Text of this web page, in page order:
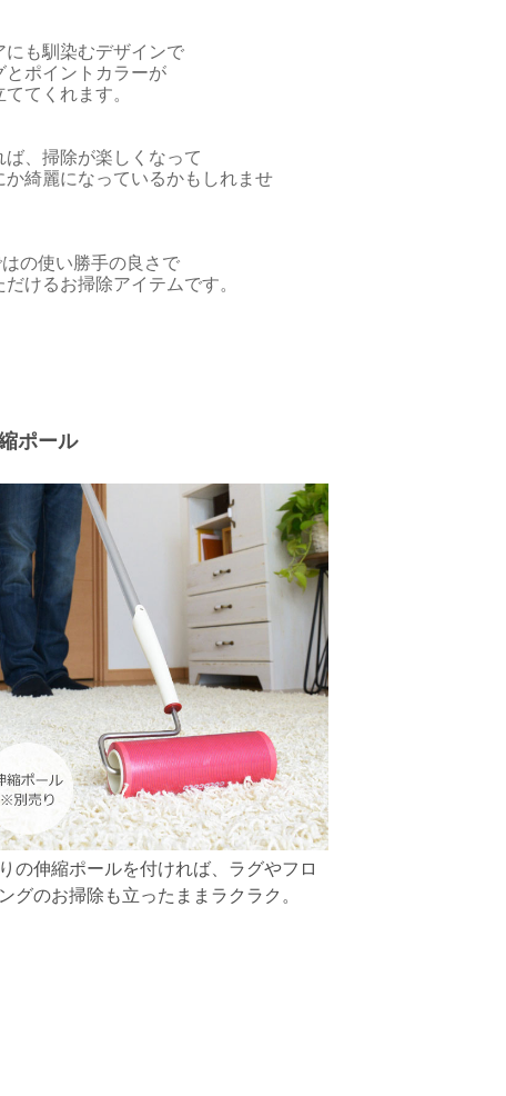
にも馴染むデザインで
とポイントカラーが
てくれます。
ば、掃除が楽しくなって
か綺麗になっているかもしれませ
はの使い勝手の良さで
けるお掃除アイテムです。
ポール
の伸縮ポールを付ければ、ラグやフロ
グのお掃除も立ったままラクラク。